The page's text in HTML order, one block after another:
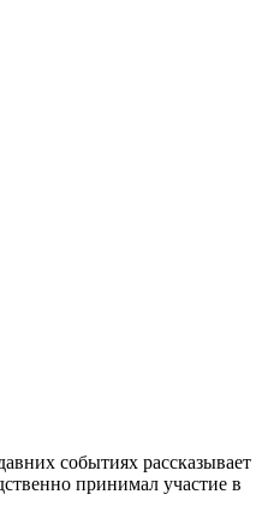
событиях рассказывает
принимал участие в